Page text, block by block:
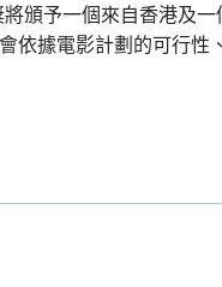
頒予一個來自香港及一
依據電影計劃的可行性